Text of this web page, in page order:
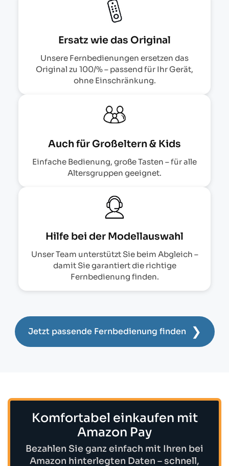
Ersatz wie das Original
Unsere Fernbedienungen ersetzen das
Original zu 100/% – passend für Ihr Gerät,
ohne Einschränkung.
Auch für Großeltern & Kids
Einfache Bedienung, große Tasten – für alle
Altersgruppen geeignet.
Hilfe bei der Modellauswahl
Unser Team unterstützt Sie beim Abgleich –
damit Sie garantiert die richtige
Fernbedienung finden.
Jetzt passende Fernbedienung finden ❯
Komfortabel einkaufen mit
Amazon Pay
Bezahlen Sie ganz einfach mit Ihren bei
Amazon hinterlegten Daten – schnell,